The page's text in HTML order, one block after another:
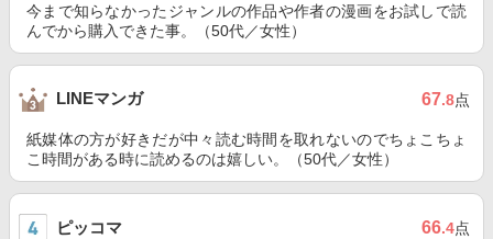
今まで知らなかったジャンルの作品や作者の漫画をお試しで読
んでから購入できた事。（50代／女性）
LINEマンガ 67.8点
紙媒体の方が好きだが中々読む時間を取れないのでちょこちょ
こ時間がある時に読めるのは嬉しい。（50代／女性）
ピッコマ 66.4点